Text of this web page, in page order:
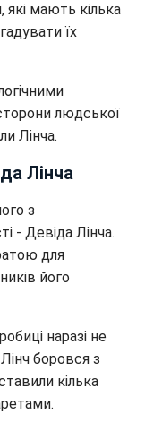
які мають кілька
їх
людської
Лінча.
Лінча
з
- Девіда Лінча.
для
його
наразі не
боровся з
кілька